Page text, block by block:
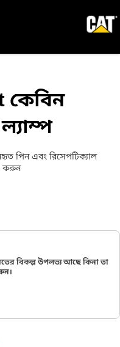
কেবিন
পিন এবং রিসেপটিক্যাল
করুন
বিকল্প উপলভ্য আছে কিনা তা